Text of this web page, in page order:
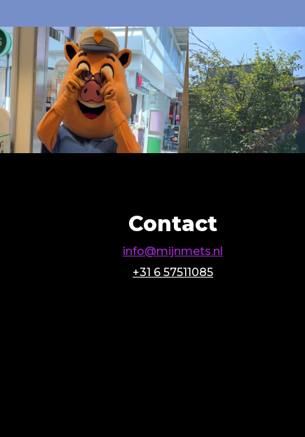
Contact
info@mijnmets.nl
+31 6 57511085